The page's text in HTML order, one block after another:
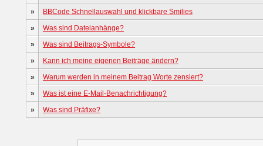
»
BBCode Schnellauswahl und klickbare Smilies
»
Was sind Dateianhänge?
»
Was sind Beitrags-Symbole?
»
Kann ich meine eigenen Beiträge ändern?
»
Warum werden in meinem Beitrag Worte zensiert?
»
Was ist eine E-Mail-Benachrichtigung?
»
Was sind Präfixe?